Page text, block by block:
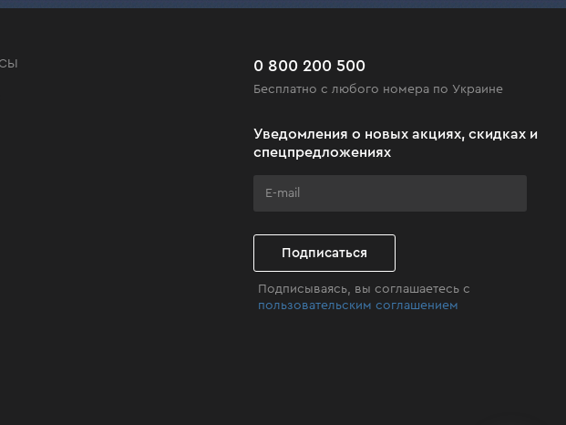
0 800 200 500
Бесплатно с любого номера по Украине
Уведомления о новых акциях, скидках и
спецпредложениях
Подписаться
Подписываясь, вы соглашаетесь с
пользовательским соглашением